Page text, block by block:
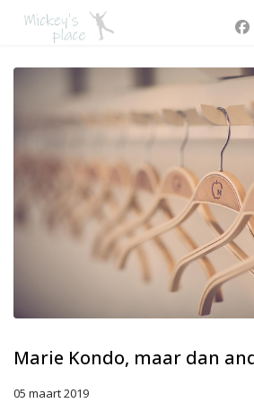
Marie Kondo, maar dan
05 maart 2019